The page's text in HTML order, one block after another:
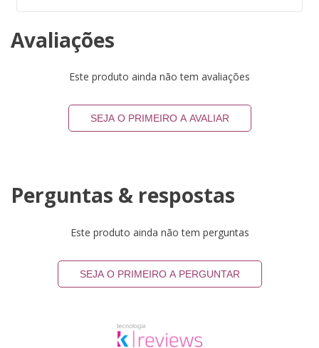
Avaliações
Este produto ainda não tem avaliações
SEJA O PRIMEIRO A AVALIAR
Perguntas & respostas
Este produto ainda não tem perguntas
SEJA O PRIMEIRO A PERGUNTAR